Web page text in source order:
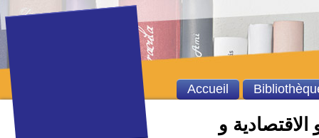
الاقتصادية و
Accueil